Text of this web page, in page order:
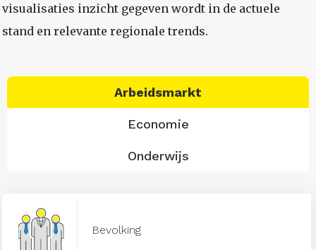
visualisaties inzicht gegeven wordt in de actuele
stand en relevante regionale trends.
Arbeidsmarkt
Economie
Onderwijs
Bevolking